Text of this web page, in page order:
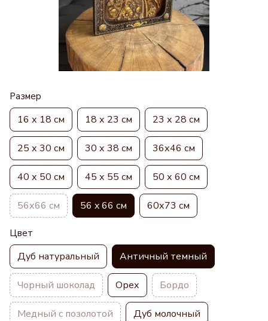
Размер
16 х 18 см 18 х 23 см 23 х 28 см
25 х 30 см 30 х 38 см 36х46 см
40 х 50 см 45 х 55 см 50 х 60 см
56х66 см 56 x 66 см 60х73 см
Цвет
Дуб натуральный Античный темный
Чорный шоколад Орех Бордо
Медный с позолотой Дуб молочный